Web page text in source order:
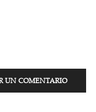
UN COMENTARIO